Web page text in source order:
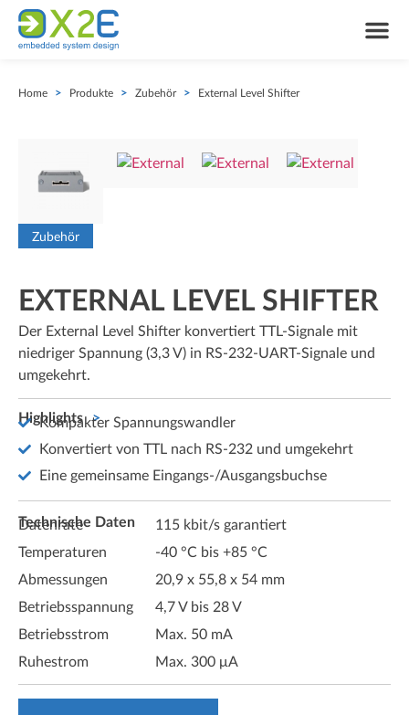
Home > Produkte > Zubehör > External Level Shifter
EXTERNAL LEVEL SHIFTER
Der External Level Shifter konvertiert TTL-Signale mit
niedriger Spannung (3,3 V) in RS-232-UART-Signale und
umgekehrt.
Highlights
Kompakter Spannungswandler
Konvertiert von TTL nach RS-232 und umgekehrt
Eine gemeinsame Eingangs-/Ausgangsbuchse
Technische Daten
Datenrate
115 kbit/s garantiert
Temperaturen
-40 °C bis +85 °C
Abmessungen
20,9 x 55,8 x 54 mm
Betriebsspannung
4,7 V bis 28 V
Betriebsstrom
Max. 50 mA
Ruhestrom
Max. 300 μA
Zubehör